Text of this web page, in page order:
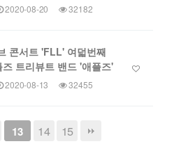
2020-08-20 32182
콘서트 'FLL' 여덟번째
트리뷰트 밴드 '애플즈'
2020-08-13 32455
13 14 15